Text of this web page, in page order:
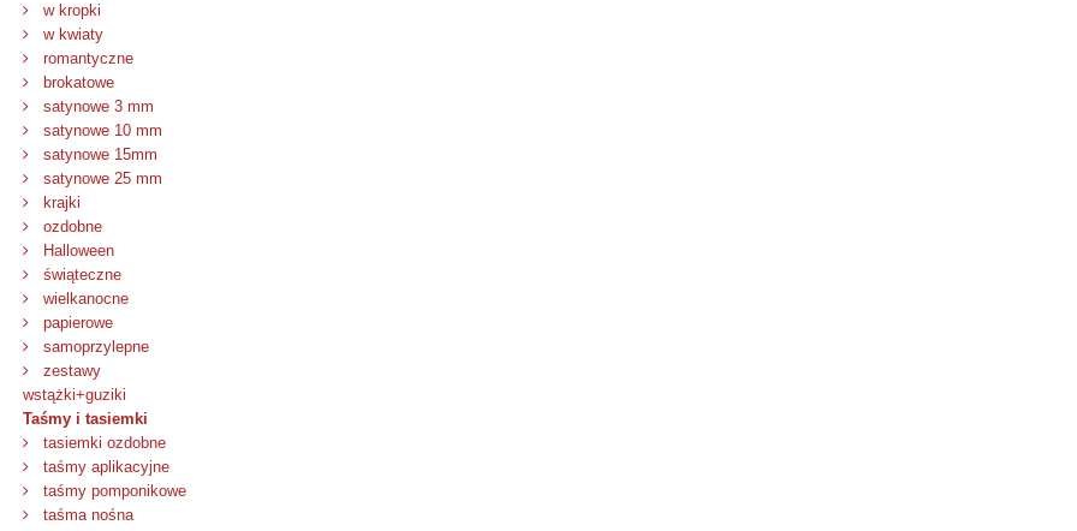
w kropki
w kwiaty
romantyczne
brokatowe
satynowe 3 mm
satynowe 10 mm
satynowe 15mm
satynowe 25 mm
krajki
ozdobne
Halloween
świąteczne
wielkanocne
papierowe
samoprzylepne
zestawy
wstążki+guziki
Taśmy i tasiemki
tasiemki ozdobne
taśmy aplikacyjne
taśmy pomponikowe
taśma nośna